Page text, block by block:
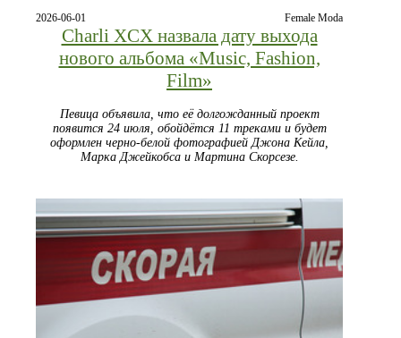
2026-06-01 Female Moda
Charli XCX назвала дату выхода
нового альбома «Music, Fashion,
Film»
Певица объявила, что её долгожданный проект
появится 24 июля, обойдётся 11 треками и будет
оформлен черно‑белой фотографией Джона Кейла,
Марка Джейкобса и Мартина Скорсезе.